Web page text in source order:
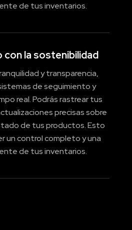
de tus inventarios.
con la sostenibilidad
y transparencia,
de seguimiento y
real. Podrás rastrear tus
precisas sobre
de tus productos. Esto
un control completo y una
de tus inventarios.